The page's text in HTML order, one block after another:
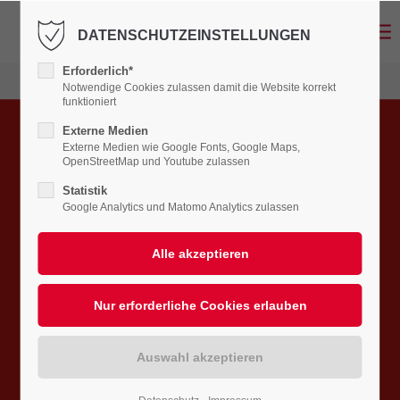
LOGIN
Benutzername
Anmelden
|Lost your password?
SUPPORT
PELLETHEIZUNG
SO EINFACH KANN HOLZ SEIN.
DATENSCHUTZEINSTELLUNGEN
Erforderlich*
Notwendige Cookies zulassen damit die Website korrekt
funktioniert
Externe Medien
Externe Medien wie Google Fonts, Google Maps,
OpenStreetMap und Youtube zulassen
Statistik
Google Analytics und Matomo Analytics zulassen